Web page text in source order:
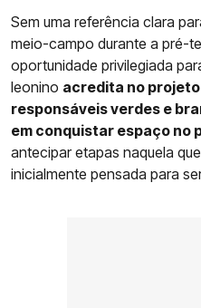
Sem uma referência clara
meio-campo durante a pré-
oportunidade privilegiada
leonino acredita no
responsáveis verdes e
em conquistar espaço no
antecipar etapas naquela
inicialmente pensada para